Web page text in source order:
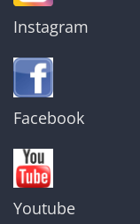
Instagram
Facebook
Youtube